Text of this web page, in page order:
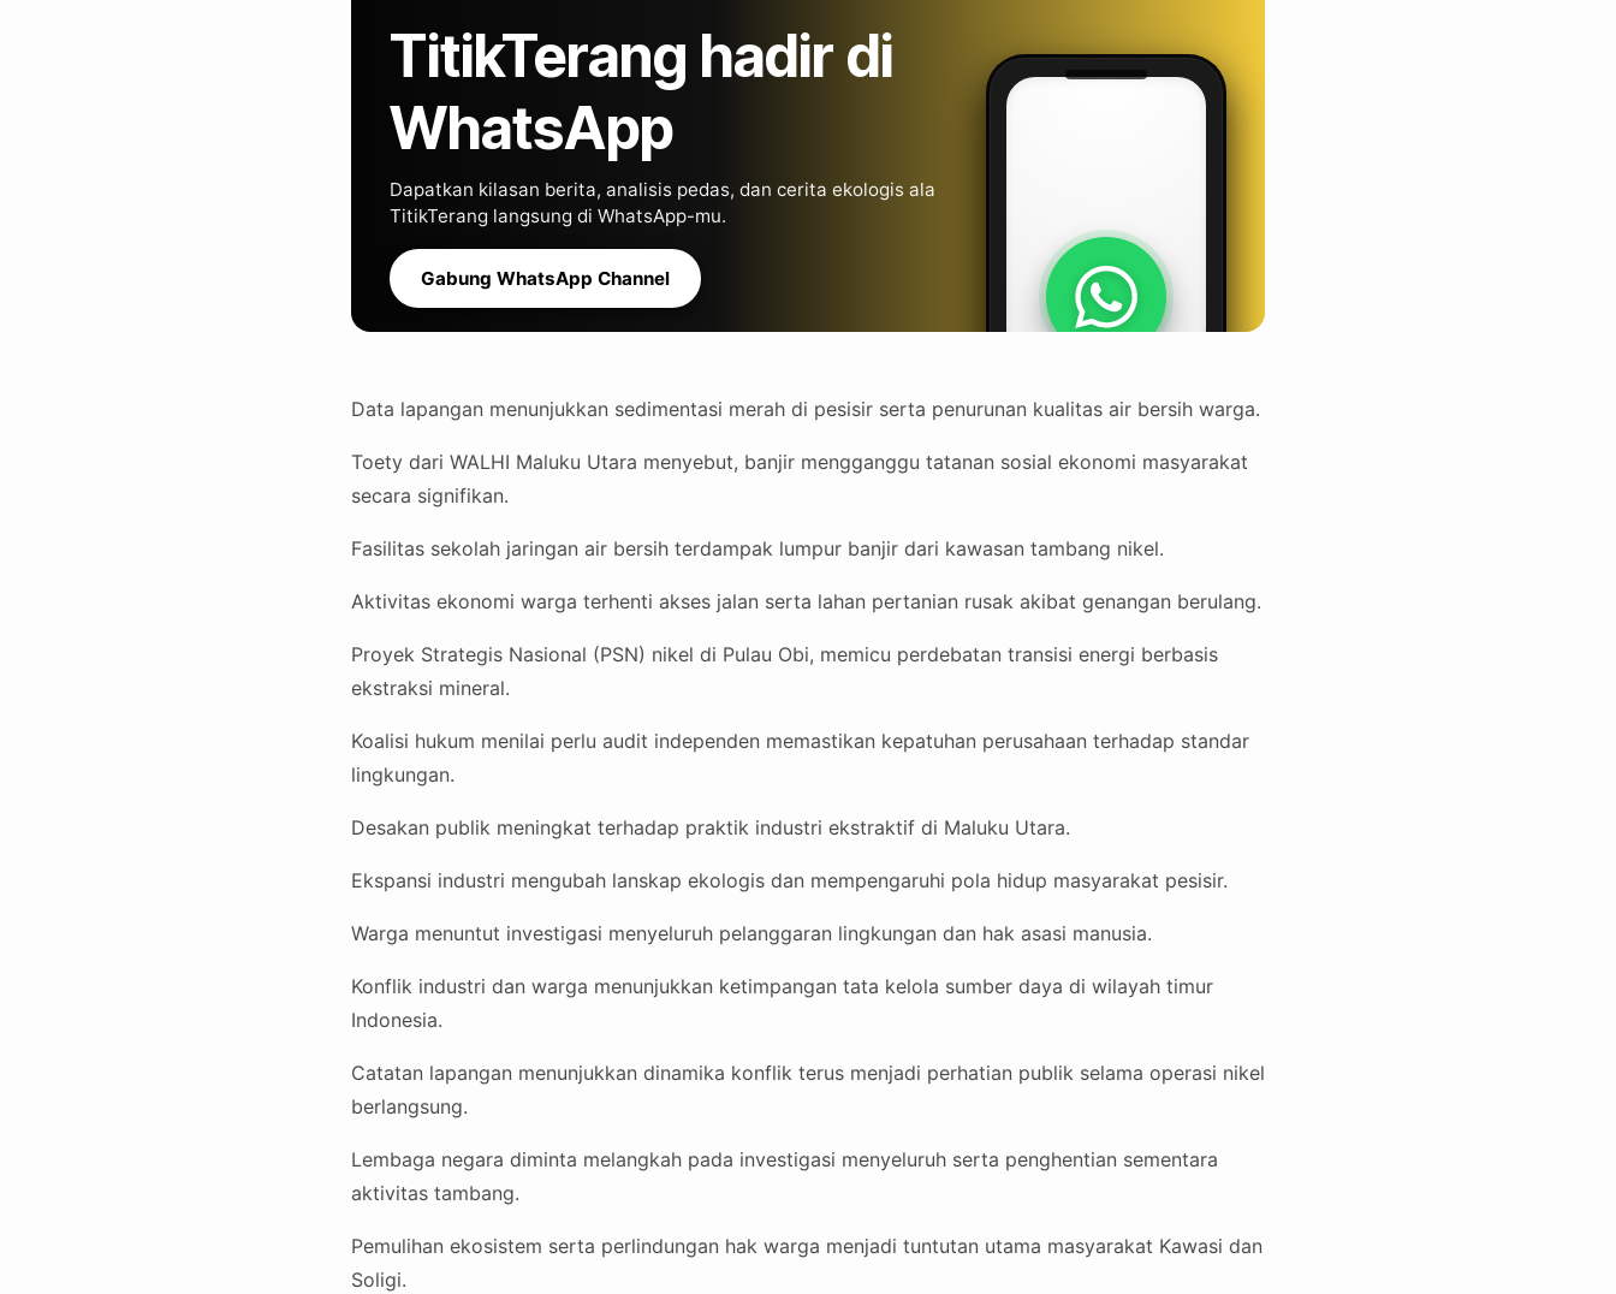
TitikTerang hadir di
WhatsApp
Dapatkan kilasan berita, analisis pedas, dan cerita ekologis ala
TitikTerang langsung di WhatsApp-mu.
Gabung WhatsApp Channel
Data lapangan menunjukkan sedimentasi merah di pesisir serta penurunan kualitas air bersih warga.
Toety dari WALHI Maluku Utara menyebut, banjir mengganggu tatanan sosial ekonomi masyarakat
secara signifikan.
Fasilitas sekolah jaringan air bersih terdampak lumpur banjir dari kawasan tambang nikel.
Aktivitas ekonomi warga terhenti akses jalan serta lahan pertanian rusak akibat genangan berulang.
Proyek Strategis Nasional (PSN) nikel di Pulau Obi, memicu perdebatan transisi energi berbasis
ekstraksi mineral.
Koalisi hukum menilai perlu audit independen memastikan kepatuhan perusahaan terhadap standar
lingkungan.
Desakan publik meningkat terhadap praktik industri ekstraktif di Maluku Utara.
Ekspansi industri mengubah lanskap ekologis dan mempengaruhi pola hidup masyarakat pesisir.
Warga menuntut investigasi menyeluruh pelanggaran lingkungan dan hak asasi manusia.
Konflik industri dan warga menunjukkan ketimpangan tata kelola sumber daya di wilayah timur
Indonesia.
Catatan lapangan menunjukkan dinamika konflik terus menjadi perhatian publik selama operasi nikel
berlangsung.
Lembaga negara diminta melangkah pada investigasi menyeluruh serta penghentian sementara
aktivitas tambang.
Pemulihan ekosistem serta perlindungan hak warga menjadi tuntutan utama masyarakat Kawasi dan
Soligi.